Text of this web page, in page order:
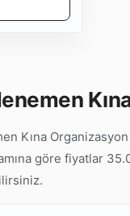
Kına
göre fiyatlar